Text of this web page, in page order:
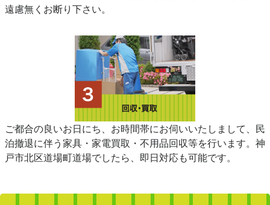
遠慮無くお断り下さい。
ご都合の良いお日にち、お時間帯にお伺いいたしまして、民
泊撤退に伴う家具・家電買取・不用品回収等を行います。神
戸市北区道場町道場でしたら、即日対応も可能です。